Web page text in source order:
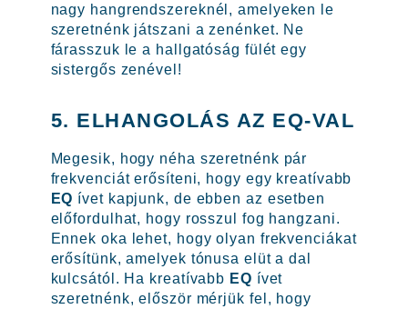
nagy hangrendszereknél, amelyeken le
szeretnénk játszani a zenénket. Ne
fárasszuk le a hallgatóság fülét egy
sistergős zenével!
5. ELHANGOLÁS AZ EQ-VAL
Megesik, hogy néha szeretnénk pár
frekvenciát erősíteni, hogy egy kreatívabb
EQ ívet kapjunk, de ebben az esetben
előfordulhat, hogy rosszul fog hangzani.
Ennek oka lehet, hogy olyan frekvenciákat
erősítünk, amelyek tónusa elüt a dal
kulcsától. Ha kreatívabb EQ ívet
szeretnénk, először mérjük fel, hogy